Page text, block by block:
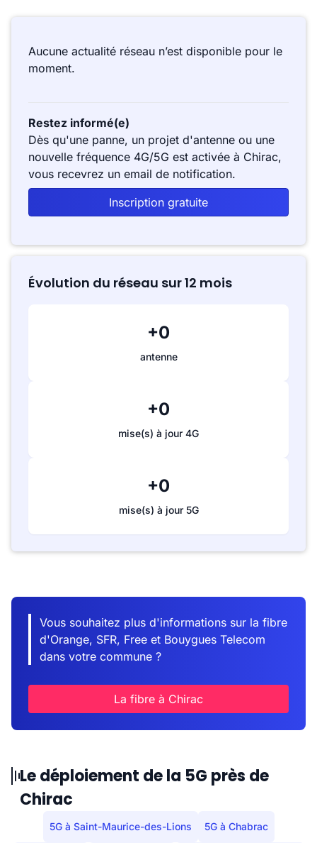
Aucune actualité réseau n’est disponible pour le
moment.
Restez informé(e)
Dès qu'une panne, un projet d'antenne ou une
nouvelle fréquence 4G/5G est activée à Chirac,
vous recevrez un email de notification.
Inscription gratuite
Évolution du réseau sur 12 mois
+0
antenne
+0
mise(s) à jour 4G
+0
mise(s) à jour 5G
Vous souhaitez plus d'informations sur la fibre
d'Orange, SFR, Free et Bouygues Telecom
dans votre commune ?
La fibre à Chirac
Le déploiement de la 5G près de
Chirac
5G à Saint-Maurice-des-Lions 5G à Chabrac